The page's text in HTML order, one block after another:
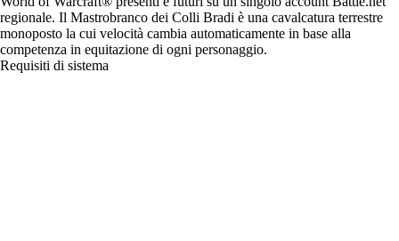
regionale. Il Mastrobranco dei Colli Bradi è una cavalcatura terrestre
monoposto la cui velocità cambia automaticamente in base alla
competenza in equitazione di ogni personaggio.
Requisiti di sistema